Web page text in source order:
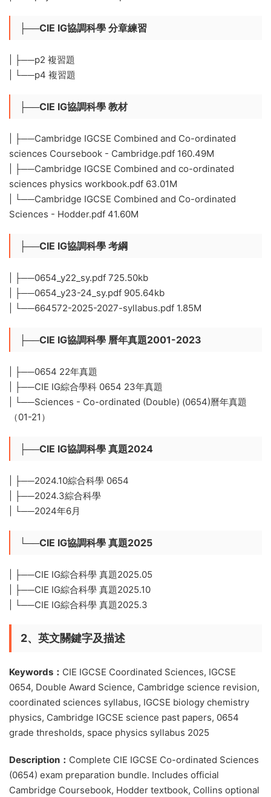
├──CIE IG協調科學 分章練習
| ├──p2 複習題
| └──p4 複習題
├──CIE IG協調科學 教材
| ├──Cambridge IGCSE Combined and Co-ordinated
sciences Coursebook - Cambridge.pdf 160.49M
| ├──Cambridge IGCSE Combined and co-ordinated
sciences physics workbook.pdf 63.01M
| └──Cambridge IGCSE Combined and Co-ordinated
Sciences - Hodder.pdf 41.60M
├──CIE IG協調科學 考綱
| ├──0654_y22_sy.pdf 725.50kb
| ├──0654_y23-24_sy.pdf 905.64kb
| └──664572-2025-2027-syllabus.pdf 1.85M
├──CIE IG協調科學 曆年真題2001-2023
| ├──0654 22年真題
| ├──CIE IG綜合學科 0654 23年真題
| └──Sciences - Co-ordinated (Double) (0654)曆年真題
（01-21）
├──CIE IG協調科學 真題2024
| ├──2024.10綜合科學 0654
| ├──2024.3綜合科學
| └──2024年6月
└──CIE IG協調科學 真題2025
| ├──CIE IG綜合科學 真題2025.05
| ├──CIE IG綜合科學 真題2025.10
| └──CIE IG綜合科學 真題2025.3
2、英文關鍵字及描述
Keywords： CIE IGCSE Coordinated Sciences, IGCSE
0654, Double Award Science, Cambridge science revision,
coordinated sciences syllabus, IGCSE biology chemistry
physics, Cambridge IGCSE science past papers, 0654
grade thresholds, space physics syllabus 2025
Description： Complete CIE IGCSE Co-ordinated Sciences
(0654) exam preparation bundle. Includes official
Cambridge Coursebook, Hodder textbook, Collins optional